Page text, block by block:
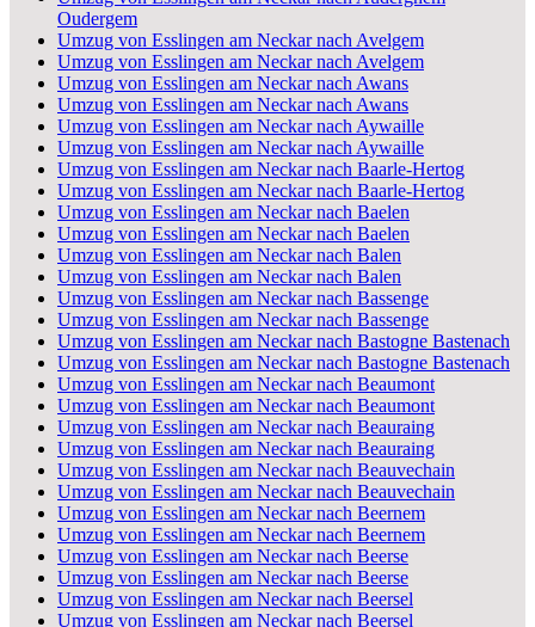
Oudergem
Umzug von Esslingen am Neckar nach Avelgem
Umzug von Esslingen am Neckar nach Avelgem
Umzug von Esslingen am Neckar nach Awans
Umzug von Esslingen am Neckar nach Awans
Umzug von Esslingen am Neckar nach Aywaille
Umzug von Esslingen am Neckar nach Aywaille
Umzug von Esslingen am Neckar nach Baarle-Hertog
Umzug von Esslingen am Neckar nach Baarle-Hertog
Umzug von Esslingen am Neckar nach Baelen
Umzug von Esslingen am Neckar nach Baelen
Umzug von Esslingen am Neckar nach Balen
Umzug von Esslingen am Neckar nach Balen
Umzug von Esslingen am Neckar nach Bassenge
Umzug von Esslingen am Neckar nach Bassenge
Umzug von Esslingen am Neckar nach Bastogne Bastenach
Umzug von Esslingen am Neckar nach Bastogne Bastenach
Umzug von Esslingen am Neckar nach Beaumont
Umzug von Esslingen am Neckar nach Beaumont
Umzug von Esslingen am Neckar nach Beauraing
Umzug von Esslingen am Neckar nach Beauraing
Umzug von Esslingen am Neckar nach Beauvechain
Umzug von Esslingen am Neckar nach Beauvechain
Umzug von Esslingen am Neckar nach Beernem
Umzug von Esslingen am Neckar nach Beernem
Umzug von Esslingen am Neckar nach Beerse
Umzug von Esslingen am Neckar nach Beerse
Umzug von Esslingen am Neckar nach Beersel
Umzug von Esslingen am Neckar nach Beersel